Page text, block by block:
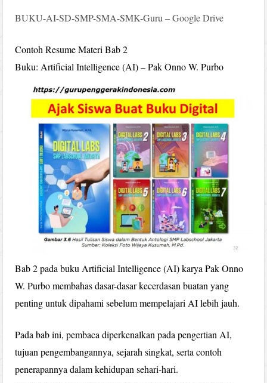
BUKU-AI-SD-SMP-SMA-SMK-Guru – Google Drive
Contoh Resume Materi Bab 2
Buku: Artificial Intelligence (AI) – Pak Onno W. Purbo
Bab 2 pada buku Artificial Intelligence (AI) karya Pak Onno
W. Purbo membahas dasar-dasar kecerdasan buatan yang
penting untuk dipahami sebelum mempelajari AI lebih jauh.
Pada bab ini, pembaca diperkenalkan pada pengertian AI,
tujuan pengembangannya, sejarah singkat, serta contoh
penerapannya dalam kehidupan sehari-hari.